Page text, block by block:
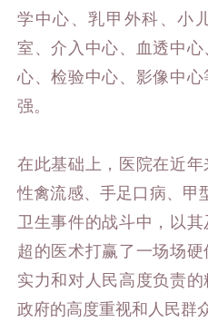
学中心、乳甲外科、小
室、介入中心、血透中
心、检验中心、影像中
强。
在此基础上，医院在近
性禽流感、手足口病、甲
卫生事件的战斗中，以
超的医术打赢了一场场
实力和对人民高度负责
政府的高度重视和人民群